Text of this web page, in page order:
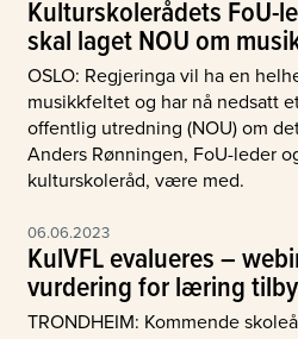
Kulturskolerådets FoU-
skal laget NOU om
OSLO: Regjeringa vil ha en
musikkfeltet og har nå nedsatt
offentlig utredning (NOU) om
Anders Rønningen, FoU-leder
kulturskoleråd, være med.
06.06.2023
KulVFL evalueres –
vurdering for læring
TRONDHEIM: Kommende